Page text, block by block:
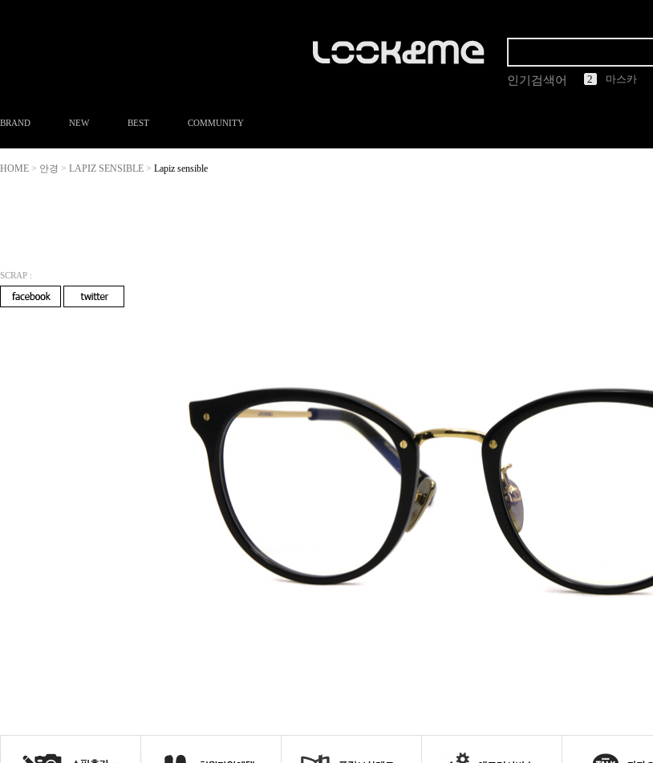
인기검색어 1
2
3 린드버그
4
5
BRAND NEW BEST COMMUNITY
이벤트
HOME > 안경 > LAPIZ SENSIBLE > Lapiz sensible
SCRAP :